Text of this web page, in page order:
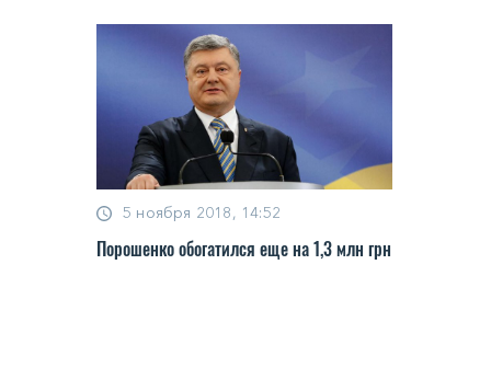
5 ноября 2018, 14:52
Порошенко обогатился еще на 1,3 млн грн